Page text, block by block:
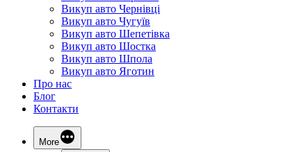
Викуп авто Чернівці
Викуп авто Чугуїв
Викуп авто Шепетівка
Викуп авто Шостка
Викуп авто Шпола
Викуп авто Яготин
Про нас
Блог
Контакти
More